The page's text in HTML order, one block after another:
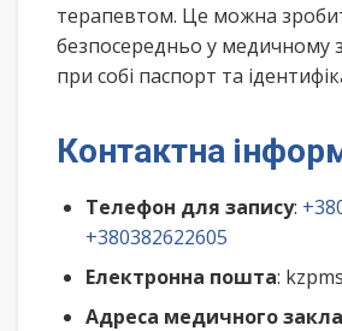
терапевтом. Це можна
безпосередньо у медичному
при собі паспорт та
Контактна
Телефон для запису:
+380382622605
Електронна пошта:
Адреса медичного